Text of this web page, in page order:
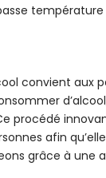
température
convient aux
procédé
afin
grâce à une